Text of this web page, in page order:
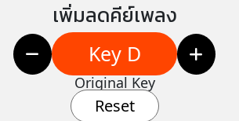
เพิ่มลดคีย์เพลง
Key D
Original Key
Reset